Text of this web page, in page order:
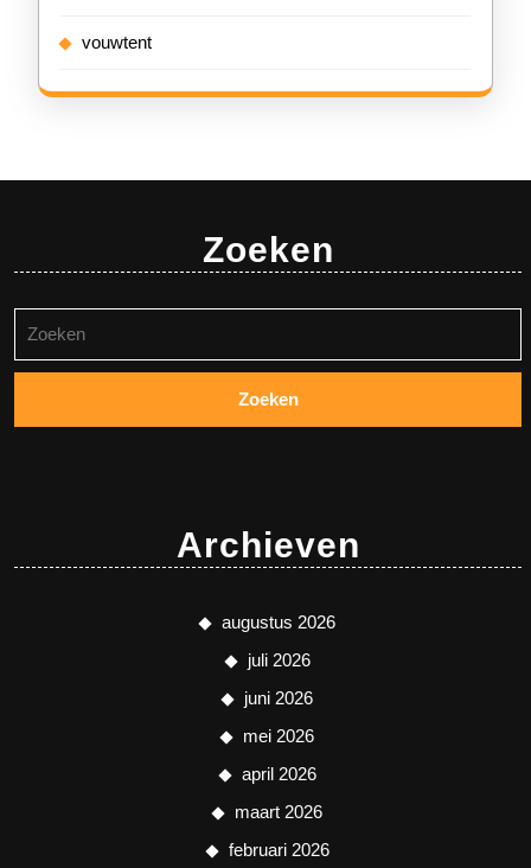
vouwtent
Zoeken
naar:
Archieven
augustus 2026
juli 2026
juni 2026
mei 2026
april 2026
maart 2026
februari 2026